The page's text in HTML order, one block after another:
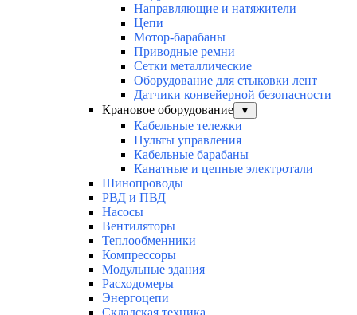
Направляющие и натяжители
Цепи
Мотор-барабаны
Приводные ремни
Сетки металлические
Оборудование для стыковки лент
Датчики конвейерной безопасности
Крановое оборудование
▼
Кабельные тележки
Пульты управления
Кабельные барабаны
Канатные и цепные электротали
Шинопроводы
РВД и ПВД
Насосы
Вентиляторы
Теплообменники
Компрессоры
Модульные здания
Расходомеры
Энергоцепи